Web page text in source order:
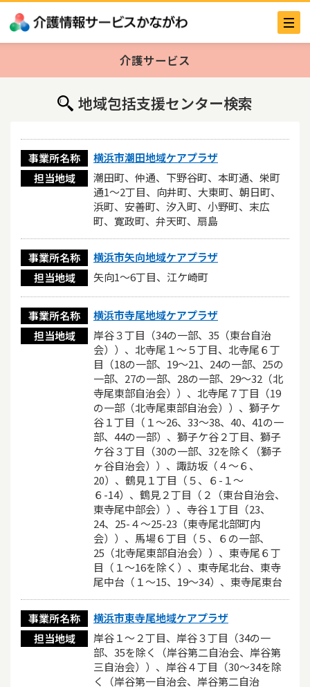
介護サービス
地域包括支援センター検索
事業所名称
横浜市潮田地域ケアプラザ
担当地域
潮田町、仲通、下野谷町、本町通、栄町
通1～2丁目、向井町、大東町、朝日町、
浜町、安善町、汐入町、小野町、末広
町、寛政町、弁天町、扇島
事業所名称
横浜市矢向地域ケアプラザ
担当地域
矢向1～6丁目、江ケ崎町
事業所名称
横浜市寺尾地域ケアプラザ
担当地域
岸谷３丁目（34の一部、35（東台自治
会））、北寺尾１〜５丁目、北寺尾６丁
目（18の一部、19〜21、24の一部、25の
一部、27の一部、28の一部、29〜32（北
寺尾東部自治会））、北寺尾７丁目（19
の一部（北寺尾東部自治会））、獅子ケ
谷１丁目（１〜26、33〜38、40、41の一
部、44の一部）、獅子ケ谷２丁目、獅子
ケ谷３丁目（30の一部、32を除く（獅子
ヶ谷自治会））、諏訪坂（４〜６、
20）、鶴見１丁目（５、６-１〜
６-14）、鶴見２丁目（２（東台自治会、
東寺尾中部会））、寺谷１丁目（23、
24、25-４〜25-23（東寺尾北部町内
会））、馬場６丁目（５、６の一部、
25（北寺尾東部自治会））、東寺尾６丁
目（１〜16を除く）、東寺尾北台、東寺
尾中台（１〜15、19〜34）、東寺尾東台
事業所名称
横浜市東寺尾地域ケアプラザ
担当地域
岸谷１〜２丁目、岸谷３丁目（34の一
部、35を除く（岸谷第二自治会、岸谷第
三自治会））、岸谷４丁目（30〜34を除
く（岸谷第一自治会、岸谷第二自治